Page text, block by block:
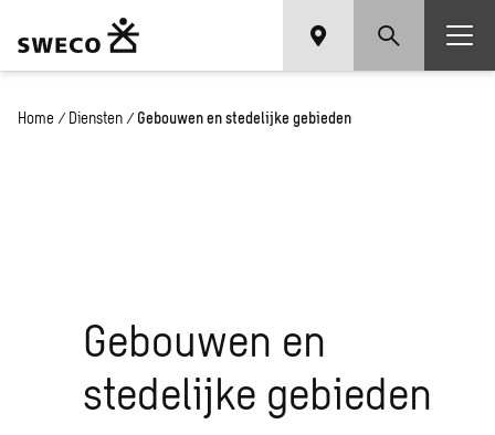
Home / Diensten / Gebouwen en stedelijke gebieden
Gebouwen en
stedelijke gebieden